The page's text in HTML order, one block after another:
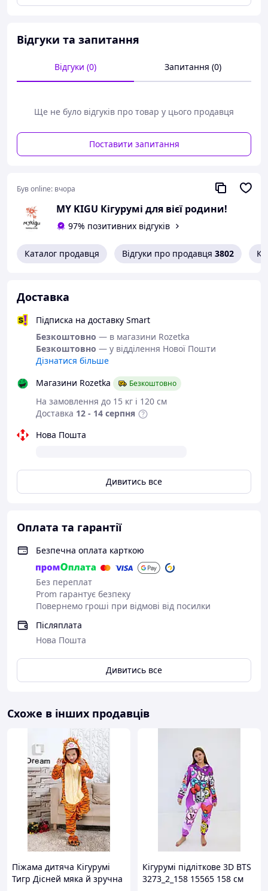
Кігурумі підійде всім любителям історій та
ігор з участю смішних і дивних покемонів.
Кігурумі Пікачу - беззмінний улюбленець
дорослих і дітей. Його люблять всі навколо.
Піжама Пікачу буде відмінним подарунком
для ваших друзів і рідних.
Завдяки вільному крою кігурумі розмір
підбирається по зросту.
Розмір
S
XL
Зріст
145-155
див.
155-165
див.
165-175
див.
175-185
див.
Відгуки та запитання
Відгуки (0) Запитання (0)
Ще не було відгуків про товар у цього продавця
Поставити запитання
Був online: вчора
MY KIGU Кігурумі для вієї родини!
97% позитивних відгуків
Каталог продавця Відгуки про продавця 3802
Доставка
Підписка на доставку Smart
Безкоштовно — в магазини Rozetka
Безкоштовно — у відділення Нової Пошти
Дізнатися більше
Магазини Rozetka
Безкоштовно
На замовлення до 15 кг і 120 см
Доставка 12 - 14 серпня
Нова Пошта
Дивитись все
Оплата та гарантії
Безпечна оплата карткою
Без переплат
Prom гарантує безпеку
Повернемо гроші при відмові від посилки
Післяплата
Нова Пошта
Дивитись все
Схоже в інших продавців
Піжама дитяча Кігурумі
Тигр Дісней мяка й зручна
Кігурумі підліткове 3D BTS
3273_2_158 15565 158 см